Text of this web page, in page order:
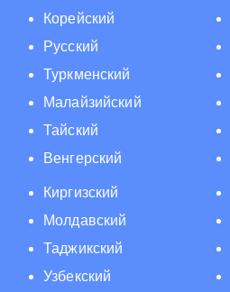
Корейский
Русский
Туркменский
Малайзийский
Тайский
Венгерский
Киргизский
Молдавский
Таджикский
Узбекский